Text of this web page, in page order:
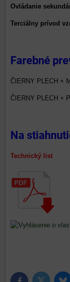
Ovládanie
Terciálny prívod
Farebné
ČIERNY PLECH +
ČIERNY PLECH +
Na
Technický list